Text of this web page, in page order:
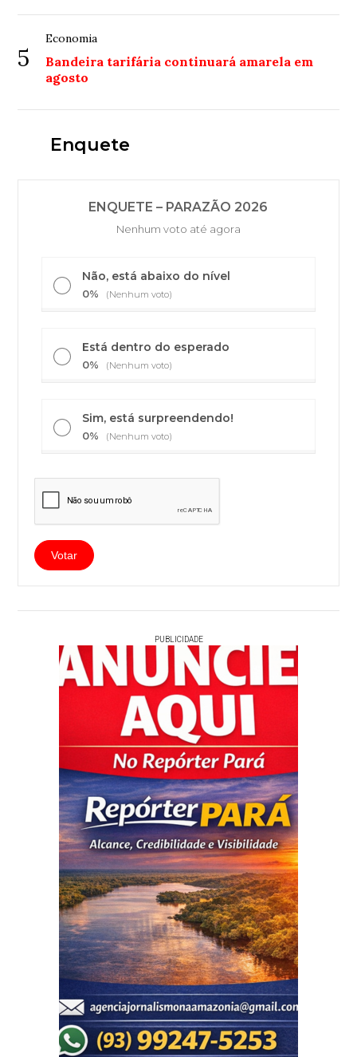
5
Economia
Bandeira tarifária continuará amarela em
agosto
Enquete
ENQUETE – PARAZÃO 2026
Nenhum voto até agora
Não, está abaixo do nível
0% (Nenhum voto)
Está dentro do esperado
0% (Nenhum voto)
Sim, está surpreendendo!
0% (Nenhum voto)
PUBLICIDADE